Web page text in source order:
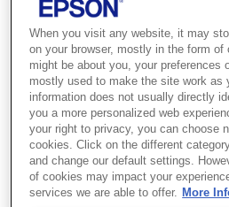
When you visit any website, it may
on your browser, mostly in the form
might be about you, your preferences
mostly used to make the site work as
information does not usually directly
you a more personalized web
your right to privacy, you can choose
cookies. Click on the different
and change our default settings.
of cookies may impact your
services we are able to offer.
More